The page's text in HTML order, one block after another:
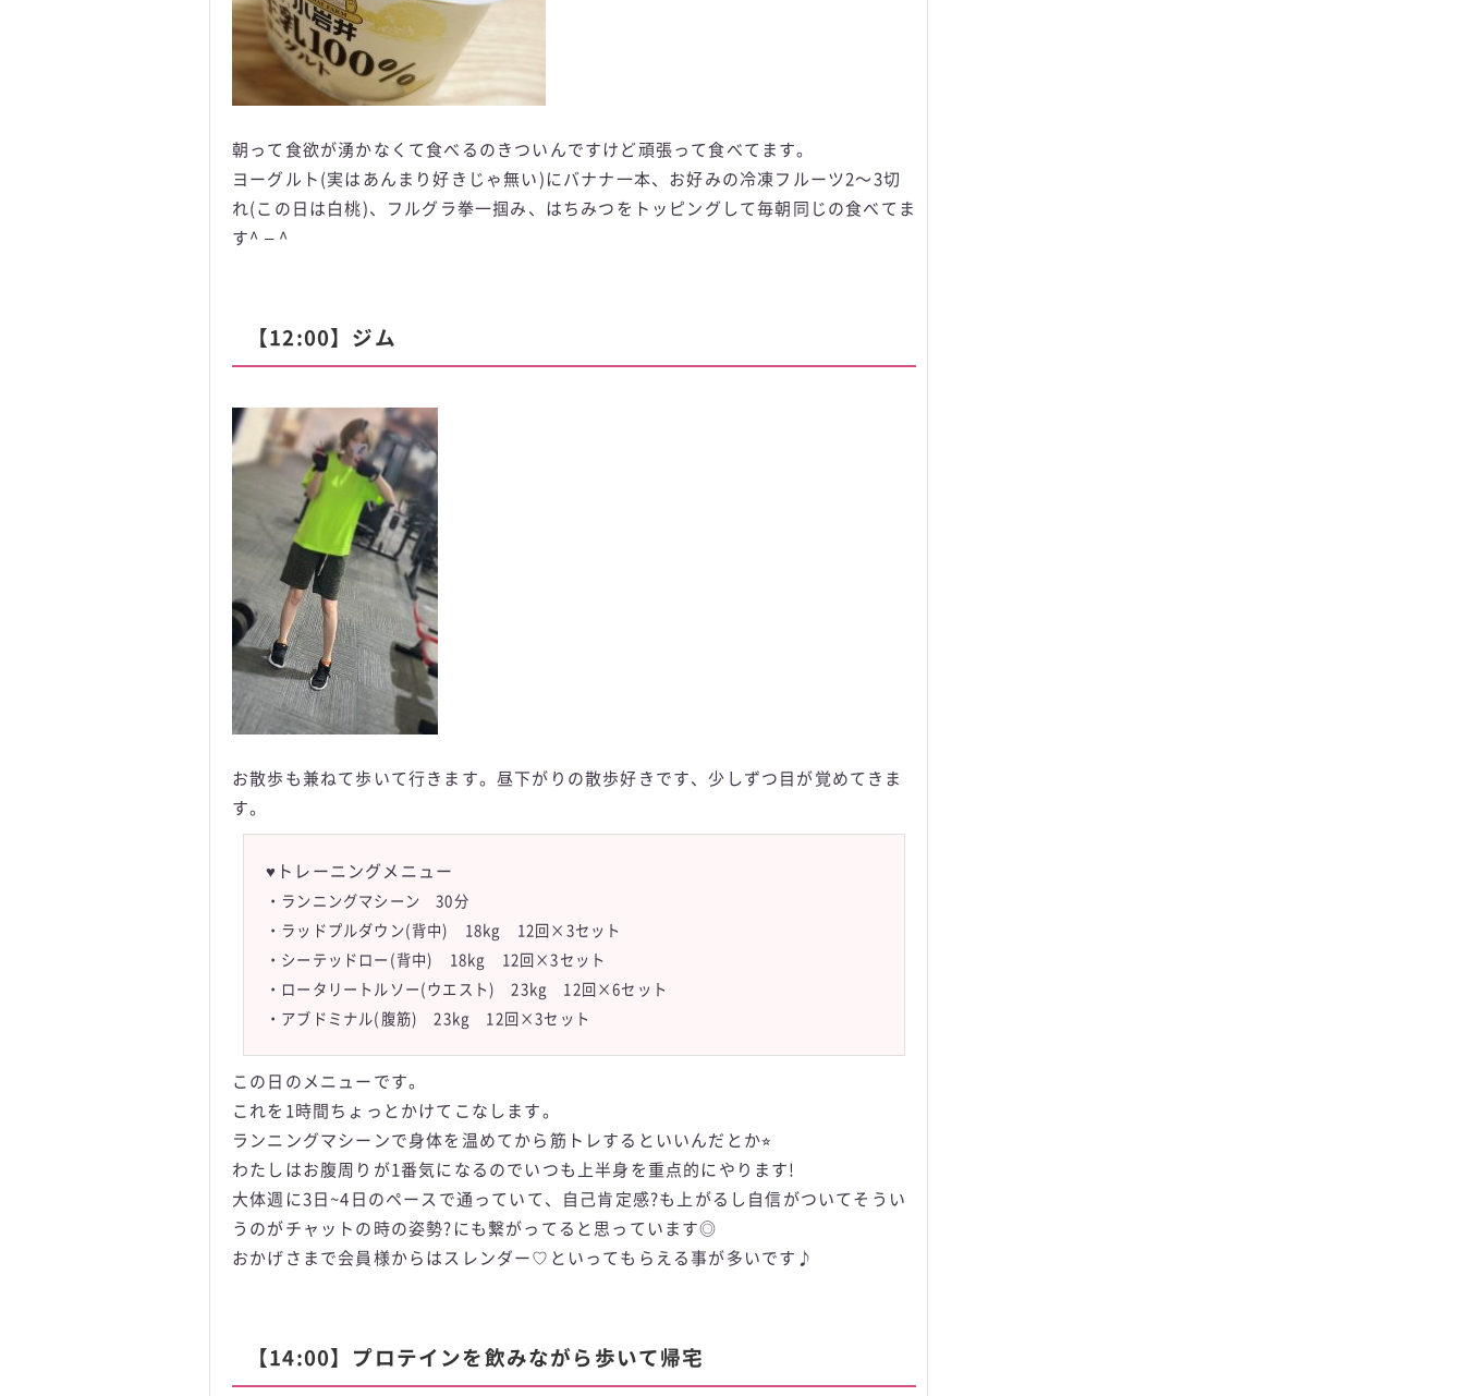
朝って食欲が湧かなくて食べるのきついんですけど頑張って食べてます。
ヨーグルト(実はあんまり好きじゃ無い)にバナナ一本、お好みの冷凍フルーツ2〜3切
れ(この日は白桃)、フルグラ拳一掴み、はちみつをトッピングして毎朝同じの食べてま
す^ – ^
【12:00】ジム
お散歩も兼ねて歩いて行きます。昼下がりの散歩好きです、少しずつ目が覚めてきま
す。
♥トレーニングメニュー
・ランニングマシーン 30分
・ラッドプルダウン(背中) 18kg 12回×3セット
・シーテッドロー(背中) 18kg 12回×3セット
・ロータリートルソー(ウエスト) 23kg 12回×6セット
・アブドミナル(腹筋) 23kg 12回×3セット
この日のメニューです。
これを1時間ちょっとかけてこなします。
ランニングマシーンで身体を温めてから筋トレするといいんだとか⭐︎
わたしはお腹周りが1番気になるのでいつも上半身を重点的にやります!
大体週に3日~4日のペースで通っていて、自己肯定感?も上がるし自信がついてそうい
うのがチャットの時の姿勢?にも繋がってると思っています◎
おかげさまで会員様からはスレンダー♡といってもらえる事が多いです♪
【14:00】プロテインを飲みながら歩いて帰宅